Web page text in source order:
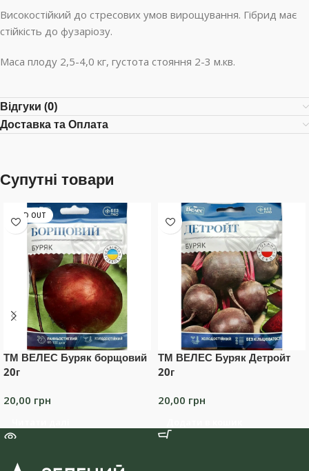
Високостійкий до стресових умов вирощування. Гібрид має
стійкість до фузаріозу.
Маса плоду 2,5-4,0 кг, густота стояння 2-3 м.кв.
Відгуки (0)
Доставка та Оплата
Супутні товари
SOLD OUT
ТМ ВЕЛЕС Буряк борщовий
20г
20,00 грн
ТМ ВЕЛЕС Буряк Детройт
20г
20,00 грн